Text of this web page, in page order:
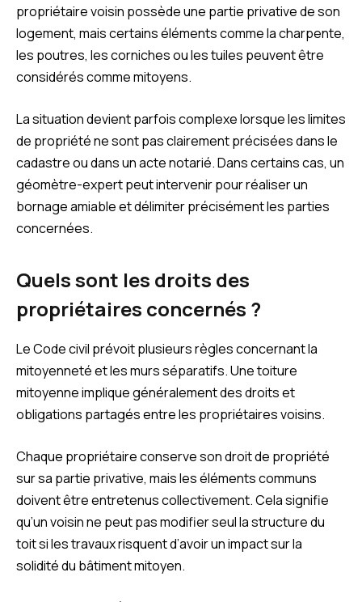
propriétaire voisin possède une partie privative de son
logement, mais certains éléments comme la charpente,
les poutres, les corniches ou les tuiles peuvent être
considérés comme mitoyens.
La situation devient parfois complexe lorsque les limites
de propriété ne sont pas clairement précisées dans le
cadastre ou dans un acte notarié. Dans certains cas, un
géomètre-expert peut intervenir pour réaliser un
bornage amiable et délimiter précisément les parties
concernées.
Quels sont les droits des
propriétaires concernés ?
Le Code civil prévoit plusieurs règles concernant la
mitoyenneté et les murs séparatifs. Une toiture
mitoyenne implique généralement des droits et
obligations partagés entre les propriétaires voisins.
Chaque propriétaire conserve son droit de propriété
sur sa partie privative, mais les éléments communs
doivent être entretenus collectivement. Cela signifie
qu’un voisin ne peut pas modifier seul la structure du
toit si les travaux risquent d’avoir un impact sur la
solidité du bâtiment mitoyen.